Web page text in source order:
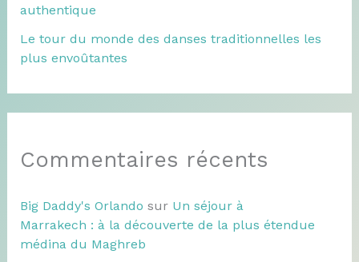
authentique
Le tour du monde des danses traditionnelles les
plus envoûtantes
Commentaires récents
Big Daddy's Orlando sur Un séjour à
Marrakech : à la découverte de la plus étendue
médina du Maghreb